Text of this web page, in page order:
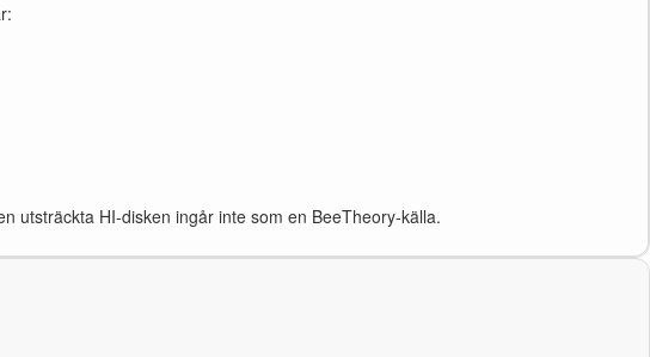
utsträckta HI-disken ingår inte som en BeeTheory-källa.